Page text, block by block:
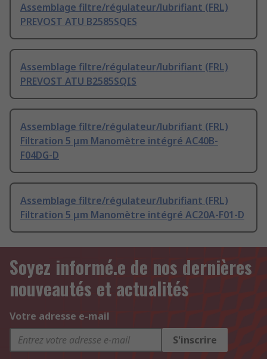
Assemblage filtre/régulateur/lubrifiant (FRL)
PREVOST ATU B2585SQES
Assemblage filtre/régulateur/lubrifiant (FRL)
PREVOST ATU B2585SQIS
Assemblage filtre/régulateur/lubrifiant (FRL)
Filtration 5 μm Manomètre intégré AC40B-
F04DG-D
Assemblage filtre/régulateur/lubrifiant (FRL)
Filtration 5 μm Manomètre intégré AC20A-F01-D
Soyez informé.e de nos dernières
nouveautés et actualités
Votre adresse e-mail
S'inscrire